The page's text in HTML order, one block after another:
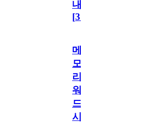
내
[31
메
모
리
워
드
시